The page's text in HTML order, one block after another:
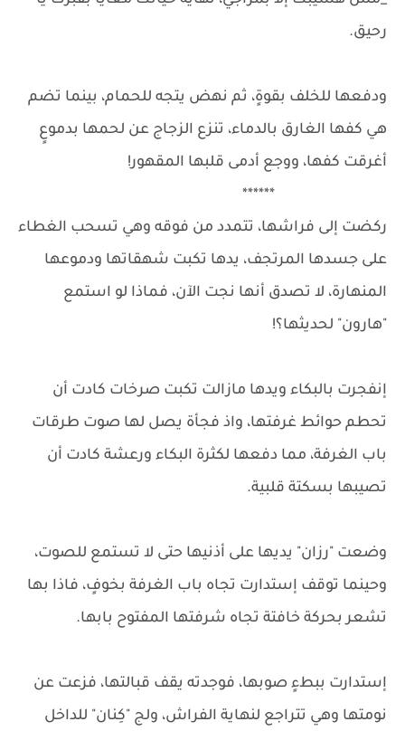
رحيق.
ودفعها للخلف بقوةٍ، ثم نهض يتجه للحمام، بينما تضم
هي كفها الغارق بالدماء، تنزع الزجاج عن لحمها بدموعٍ
أغرقت كفها، ووجع أدمى قلبها المقهور!
******
ركضت إلى فراشها، تتمدد من فوقه وهي تسحب الغطاء
على جسدها المرتجف، يدها تكبت شهقاتها ودموعها
المنهارة، لا تصدق أنها نجت الآن، فماذا لو استمع
"هارون" لحديثها؟!
إنفجرت بالبكاء ويدها مازالت تكبت صرخات كادت أن
تحطم حوائط غرفتها، واذ فجأة يصل لها صوت طرقات
باب الغرفة، مما دفعها لكثرة البكاء ورعشة كادت أن
تصيبها بسكتة قلبية.
وضعت "رزان" يديها على أذنيها حتى لا تستمع للصوت،
وحينما توقف إستدارت تجاه باب الغرفة بخوفٍ، فاذا بها
تشعر بحركة خافتة تجاه شرفتها المفتوح بابها.
إستدارت ببطءٍ صوبها، فوجدته يقف قبالتها، فزعت عن
نومتها وهي تتراجع لنهاية الفراش، ولج "كِنان" للداخل